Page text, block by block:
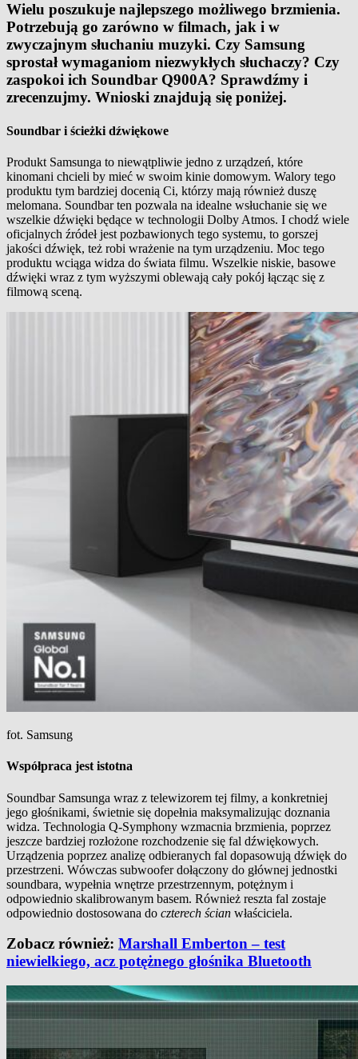
Wielu poszukuje najlepszego możliwego brzmienia.
Potrzebują go zarówno w filmach, jak i w
zwyczajnym słuchaniu muzyki. Czy Samsung
sprostał wymaganiom niezwykłych słuchaczy? Czy
zaspokoi ich Soundbar Q900A? Sprawdźmy i
zrecenzujmy. Wnioski znajdują się poniżej.
Soundbar i ścieżki dźwiękowe
Produkt Samsunga to niewątpliwie jedno z urządzeń, które
kinomani chcieli by mieć w swoim kinie domowym. Walory tego
produktu tym bardziej docenią Ci, którzy mają również duszę
melomana. Soundbar ten pozwala na idealne wsłuchanie się we
wszelkie dźwięki będące w technologii Dolby Atmos. I chodź wiele
oficjalnych źródeł jest pozbawionych tego systemu, to gorszej
jakości dźwięk, też robi wrażenie na tym urządzeniu. Moc tego
produktu wciąga widza do świata filmu. Wszelkie niskie, basowe
dźwięki wraz z tym wyższymi oblewają cały pokój łącząc się z
filmową sceną.
fot. Samsung
Współpraca jest istotna
Soundbar Samsunga wraz z telewizorem tej filmy, a konkretniej
jego głośnikami, świetnie się dopełnia maksymalizując doznania
widza. Technologia Q-Symphony wzmacnia brzmienia, poprzez
jeszcze bardziej rozłożone rozchodzenie się fal dźwiękowych.
Urządzenia poprzez analizę odbieranych fal dopasowują dźwięk do
przestrzeni. Wówczas subwoofer dołączony do głównej jednostki
soundbara, wypełnia wnętrze przestrzennym, potężnym i
odpowiednio skalibrowanym basem. Również reszta fal zostaje
odpowiednio dostosowana do czterech ścian właściciela.
Zobacz również: Marshall Emberton – test
niewielkiego, acz potężnego głośnika Bluetooth